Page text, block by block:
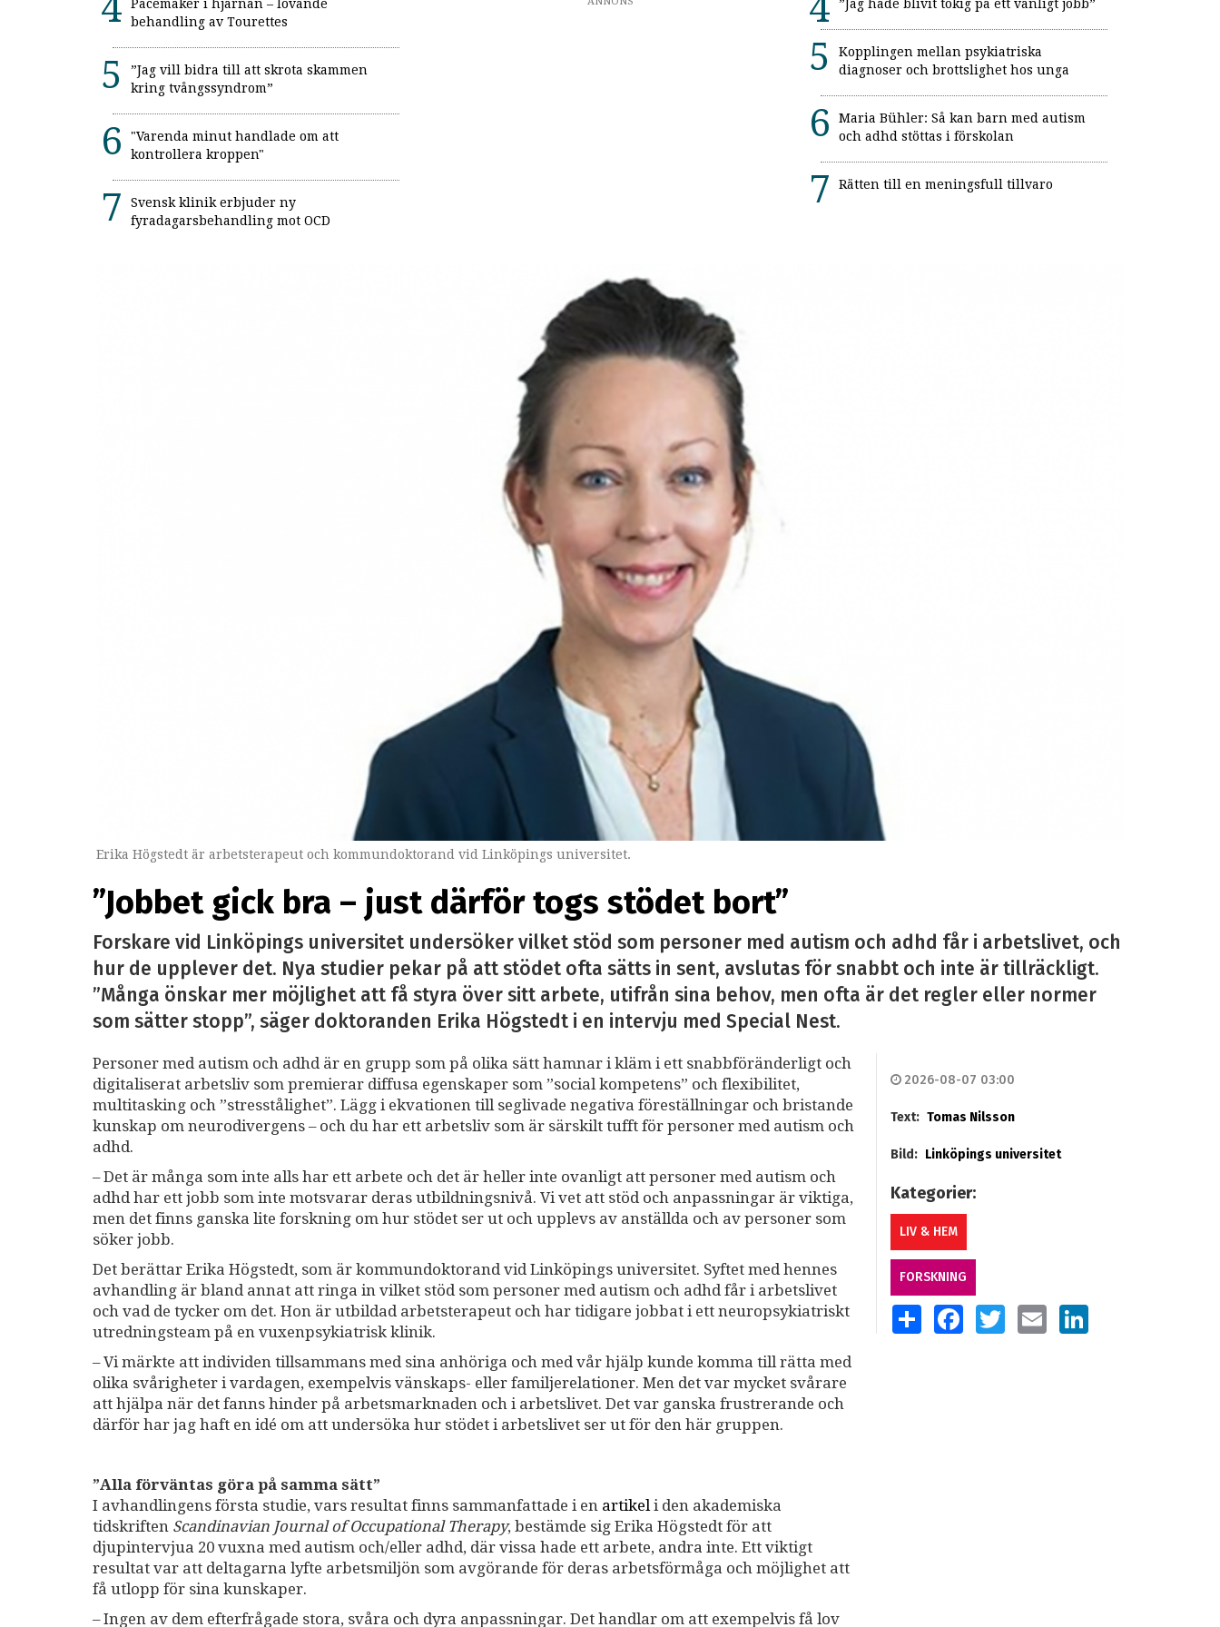
Pacemaker i hjärnan – lovande
behandling av Tourettes
”Jag vill bidra till att skrota skammen
kring tvångssyndrom”
"Varenda minut handlade om att
kontrollera kroppen"
Svensk klinik erbjuder ny
fyradagarsbehandling mot OCD
”Jag hade blivit tokig på ett vanligt jobb”
Kopplingen mellan psykiatriska
diagnoser och brottslighet hos unga
Maria Bühler: Så kan barn med autism
och adhd stöttas i förskolan
Rätten till en meningsfull tillvaro
Erika Högstedt är arbetsterapeut och kommundoktorand vid Linköpings universitet.
”Jobbet gick bra – just därför togs stödet bort”
Forskare vid Linköpings universitet undersöker vilket stöd som personer med autism och adhd får i arbetslivet, och
hur de upplever det. Nya studier pekar på att stödet ofta sätts in sent, avslutas för snabbt och inte är tillräckligt.
”Många önskar mer möjlighet att få styra över sitt arbete, utifrån sina behov, men ofta är det regler eller normer
som sätter stopp”, säger doktoranden Erika Högstedt i en intervju med Special Nest.
Personer med autism och adhd är en grupp som på olika sätt hamnar i kläm i ett snabbföränderligt och
digitaliserat arbetsliv som premierar diffusa egenskaper som ”social kompetens” och flexibilitet,
multitasking och ”stresstålighet”. Lägg i ekvationen till seglivade negativa föreställningar och bristande
kunskap om neurodivergens – och du har ett arbetsliv som är särskilt tufft för personer med autism och
adhd.
– Det är många som inte alls har ett arbete och det är heller inte ovanligt att personer med autism och
adhd har ett jobb som inte motsvarar deras utbildningsnivå. Vi vet att stöd och anpassningar är viktiga,
men det finns ganska lite forskning om hur stödet ser ut och upplevs av anställda och av personer som
söker jobb.
Det berättar Erika Högstedt, som är kommundoktorand vid Linköpings universitet. Syftet med hennes
avhandling är bland annat att ringa in vilket stöd som personer med autism och adhd får i arbetslivet
och vad de tycker om det. Hon är utbildad arbetsterapeut och har tidigare jobbat i ett neuropsykiatriskt
utredningsteam på en vuxenpsykiatrisk klinik.
– Vi märkte att individen tillsammans med sina anhöriga och med vår hjälp kunde komma till rätta med
olika svårigheter i vardagen, exempelvis vänskaps- eller familjerelationer. Men det var mycket svårare
att hjälpa när det fanns hinder på arbetsmarknaden och i arbetslivet. Det var ganska frustrerande och
därför har jag haft en idé om att undersöka hur stödet i arbetslivet ser ut för den här gruppen.
”Alla förväntas göra på samma sätt”
I avhandlingens första studie, vars resultat finns sammanfattade i en artikeli den akademiska
tidskriften Scandinavian Journal of Occupational Therapy, bestämde sig Erika Högstedt för att
djupintervjua 20 vuxna med autism och/eller adhd, där vissa hade ett arbete, andra inte. Ett viktigt
resultat var att deltagarna lyfte arbetsmiljön som avgörande för deras arbetsförmåga och möjlighet att
få utlopp för sina kunskaper.
– Ingen av dem efterfrågade stora, svåra och dyra anpassningar. Det handlar om att exempelvis få lov
2026-08-07 03:00
Text: Tomas Nilsson
Bild: Linköpings universitet
Kategorier:
LIV & HEM
FORSKNING
SHARE FACEBOOKTWITTEREMAIL LINKEDIN